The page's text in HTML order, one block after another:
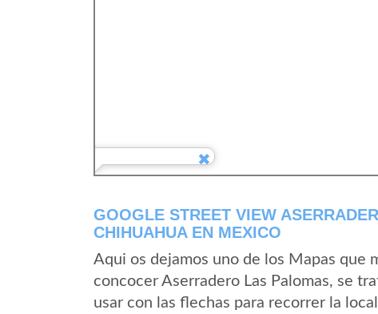
GOOGLE STREET VIEW
CHIHUAHUA EN MEXICO
Aqui os dejamos uno de los Mapas que
concocer Aserradero Las Palomas, se
usar con las flechas para recorrer la